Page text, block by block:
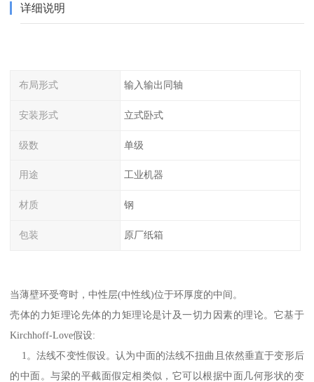
详细说明
布局形式 输入输出同轴
安装形式 立式卧式
级数 单级
用途 工业机器
材质 钢
包装 原厂纸箱
当薄壁环受弯时，中性层(中性线)位于环厚度的中间。
壳体的力矩理论先体的力矩理论是计及一切力因素的理论。它基于
Kirchhoff-Love假设:
1。法线不变性假设。认为中面的法线不扭曲且依然垂直于变形后
的中面。与梁的平截面假定相类似，它可以根据中面几何形状的变